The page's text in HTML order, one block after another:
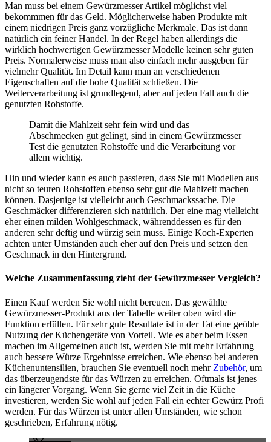
Man muss bei einem Gewürzmesser Artikel möglichst viel
bekommmen für das Geld. Möglicherweise haben Produkte mit
einem niedrigen Preis ganz vorzügliche Merkmale. Das ist dann
natürlich ein feiner Handel. In der Regel haben allerdings die
wirklich hochwertigen Gewürzmesser Modelle keinen sehr guten
Preis. Normalerweise muss man also einfach mehr ausgeben für
vielmehr Qualität. Im Detail kann man an verschiedenen
Eigenschaften auf die hohe Qualität schließen. Die
Weiterverarbeitung ist grundlegend, aber auf jeden Fall auch die
genutzten Rohstoffe.
Damit die Mahlzeit sehr fein wird und das
Abschmecken gut gelingt, sind in einem Gewürzmesser
Test die genutzten Rohstoffe und die Verarbeitung vor
allem wichtig.
Hin und wieder kann es auch passieren, dass Sie mit Modellen aus
nicht so teuren Rohstoffen ebenso sehr gut die Mahlzeit machen
können. Dasjenige ist vielleicht auch Geschmackssache. Die
Geschmäcker differenzieren sich natürlich. Der eine mag vielleicht
eher einen milden Wohlgeschmack, währenddessen es für den
anderen sehr deftig und würzig sein muss. Einige Koch-Experten
achten unter Umständen auch eher auf den Preis und setzen den
Geschmack in den Hintergrund.
Welche Zusammenfassung zieht der Gewürzmesser Vergleich?
Einen Kauf werden Sie wohl nicht bereuen. Das gewählte
Gewürzmesser-Produkt aus der Tabelle weiter oben wird die
Funktion erfüllen. Für sehr gute Resultate ist in der Tat eine geübte
Nutzung der Küchengeräte von Vorteil. Wie es aber beim Essen
machen im Allgemeinen auch ist, werden Sie mit mehr Erfahrung
auch bessere Würze Ergebnisse erreichen. Wie ebenso bei anderen
Küchenuntensilien, brauchen Sie eventuell noch mehr Zubehör, um
das überzeugendste für das Würzen zu erreichen. Oftmals ist jenes
ein längerer Vorgang. Wenn Sie gerne viel Zeit in die Küche
investieren, werden Sie wohl auf jeden Fall ein echter Gewürz Profi
werden. Für das Würzen ist unter allen Umständen, wie schon
geschrieben, Erfahrung nötig.